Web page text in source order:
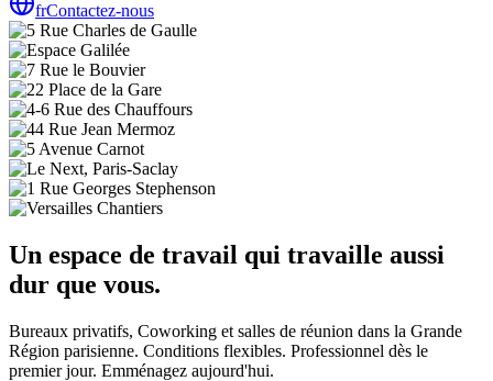
frContactez-nous
Un espace de travail qui travaille aussi
dur que vous.
Bureaux privatifs, Coworking et salles de réunion dans la Grande
Région parisienne. Conditions flexibles. Professionnel dès le
premier jour. Emménagez aujourd'hui.